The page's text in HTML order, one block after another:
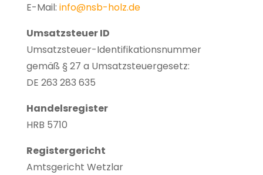
E-Mail: info@nsb-holz.de
Umsatzsteuer ID
Umsatzsteuer-Identifikationsnummer
gemäß § 27 a Umsatzsteuergesetz:
DE 263 283 635
Handelsregister
HRB 5710
Registergericht
Amtsgericht Wetzlar